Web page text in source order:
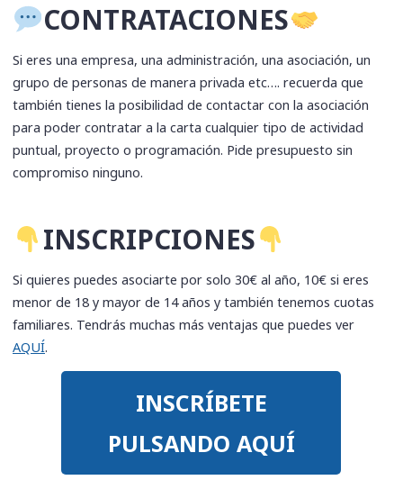
​CONTRATACIONES
Si eres una empresa, una administración, una asociación, un
grupo de personas de manera privada etc…. recuerda que
también tienes la posibilidad de contactar con la asociación
para poder contratar a la carta cualquier tipo de actividad
puntual, proyecto o programación. Pide presupuesto sin
compromiso ninguno.
​INSCRIPCIONES
Si quieres puedes asociarte por solo 30€ al año, 10€ si eres
menor de 18 y mayor de 14 años y también tenemos cuotas
familiares. Tendrás muchas más ventajas que puedes ver
AQUÍ.
INSCRÍBETE
PULSANDO AQUÍ